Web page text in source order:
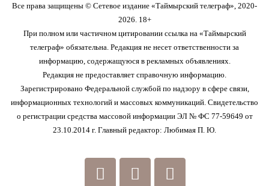
Все права защищены © Сетевое издание «Таймырский телеграф», 2020-
2026. 18+
При полном или частичном цитировании ссылка на «Таймырский
телеграф» обязательна. Редакция не несет ответственности за
информацию, содержащуюся в рекламных объявлениях.
Редакция не предоставляет справочную информацию.
Зарегистрировано Федеральной службой по надзору в сфере связи,
информационных технологий и массовых коммуникаций. Свидетельство
о регистрации средства массовой информации ЭЛ № ФС 77-59649 от
23.10.2014 г. Главный редактор: Любимая П. Ю.